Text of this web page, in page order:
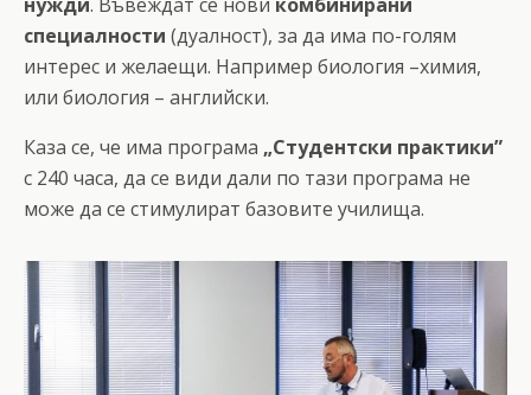
специалности (дуалност), за да има по-голям
интерес и желаещи. Например биология –химия,
или биология – английски.
Каза се, че има програма „Студентски практики”
с 240 часа, да се види дали по тази програма не
може да се стимулират базовите училища.